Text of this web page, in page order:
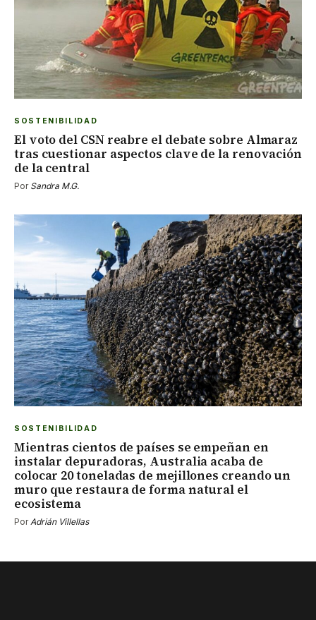
SOSTENIBILIDAD
El voto del CSN reabre el debate sobre Almaraz
tras cuestionar aspectos clave de la renovación
de la central
Por Sandra M.G.
SOSTENIBILIDAD
Mientras cientos de países se empeñan en
instalar depuradoras, Australia acaba de
colocar 20 toneladas de mejillones creando un
muro que restaura de forma natural el
ecosistema
Por Adrián Villellas